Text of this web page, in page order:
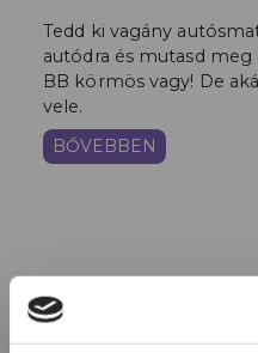
Tedd ki vagány
autódra és mutasd
BB körmös vagy! De
vele.
BŐVEBBEN